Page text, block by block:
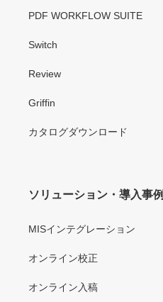
PDF WORKFLOW SUITE
Switch
Review
Griffin
カタログダウンロード
ソリューション・導入事例
MISインテグレーション
オンライン校正
オンライン入稿